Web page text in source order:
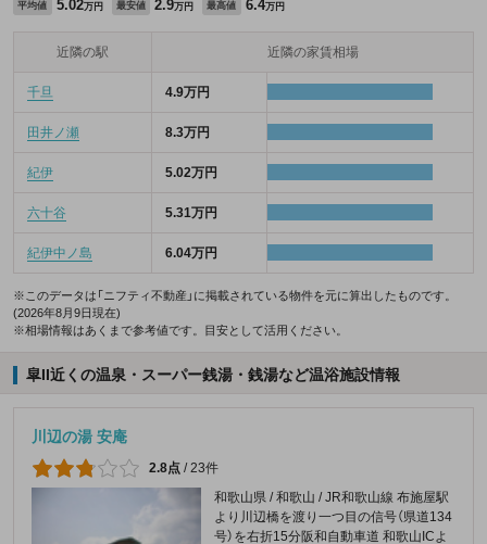
平均値 5.02万円 最安値 2.9万円 最高値 6.4万円
近隣の駅 近隣の家賃相場
千旦 4.9万円
田井ノ瀬 8.3万円
紀伊 5.02万円
六十谷 5.31万円
紀伊中ノ島 6.04万円
※このデータは「ニフティ不動産」に掲載されている物件を元に算出したものです。
(2026年8月9日現在)
※相場情報はあくまで参考値です。目安として活用ください。
皐II近くの温泉・スーパー銭湯・銭湯など温浴施設情報
川辺の湯 安庵
2.8点 /23件
和歌山県 / 和歌山 / JR和歌山線 布施屋駅
より川辺橋を渡り一つ目の信号（県道134
号）を右折15分阪和自動車道 和歌山ICよ